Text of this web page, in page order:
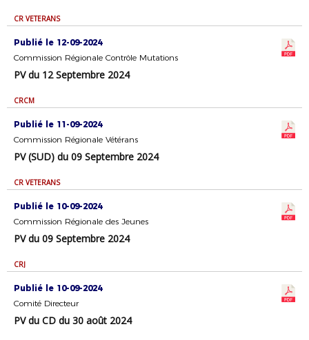
CR VETERANS
Publié le 12-09-2024
Commission Régionale Contrôle Mutations
PV du 12 Septembre 2024
CRCM
Publié le 11-09-2024
Commission Régionale Vétérans
PV (SUD) du 09 Septembre 2024
CR VETERANS
Publié le 10-09-2024
Commission Régionale des Jeunes
PV du 09 Septembre 2024
CRJ
Publié le 10-09-2024
Comité Directeur
PV du CD du 30 août 2024